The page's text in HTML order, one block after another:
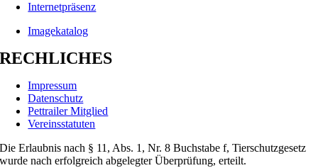
Internetpräsenz
Imagekatalog
RECHLICHES
Impressum
Datenschutz
Pettrailer Mitglied
Vereinsstatuten
Die Erlaubnis nach § 11, Abs. 1, Nr. 8 Buchstabe f, Tierschutzgesetz
wurde nach erfolgreich abgelegter Überprüfung, erteilt.